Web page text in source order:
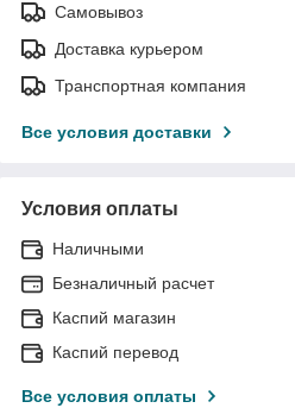
Самовывоз
Доставка курьером
Транспортная компания
Все условия доставки
Условия оплаты
Наличными
Безналичный расчет
Каспий магазин
Каспий перевод
Все условия оплаты